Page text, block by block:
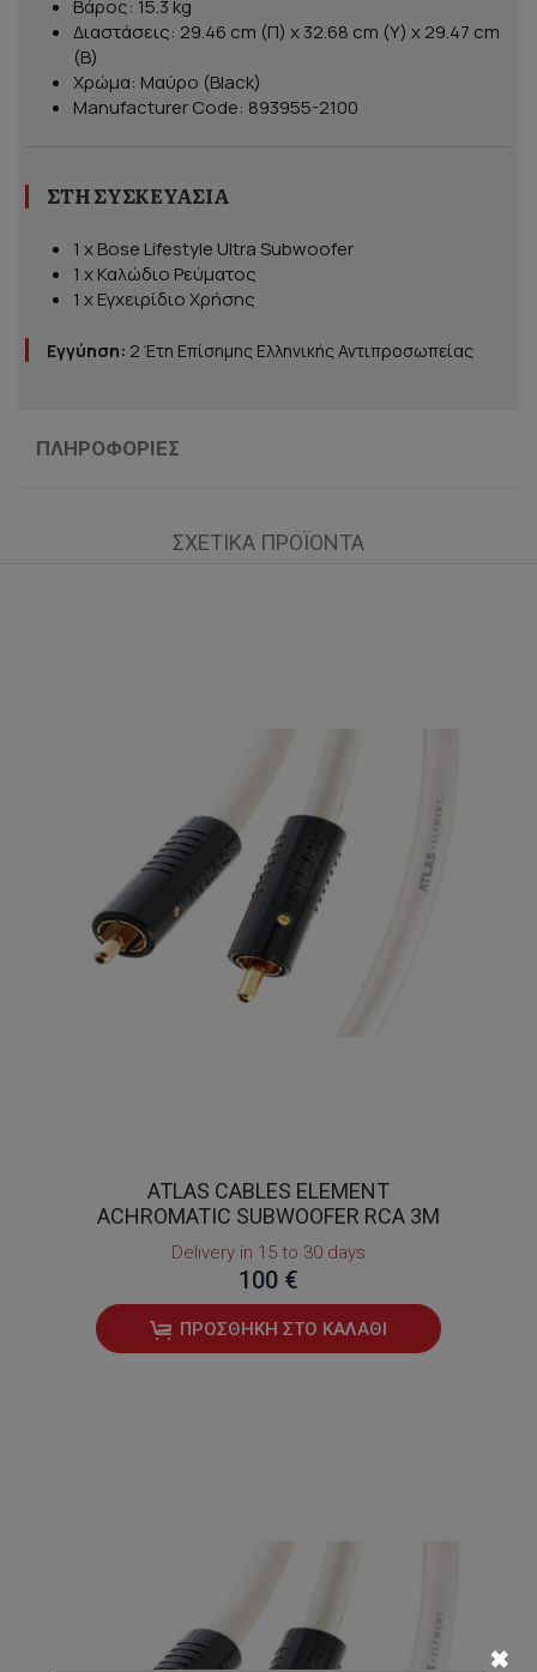
Βάρος: 15.3 kg
Διαστάσεις: 29.46 cm (Π) x 32.68 cm (Υ) x 29.47 cm
(Β)
Χρώμα: Μαύρο (Black)
Manufacturer Code: 893955-2100
ΣΤΗ ΣΥΣΚΕΥΑΣΊΑ
1 x Bose Lifestyle Ultra Subwoofer
1 x Καλώδιο Ρεύματος
1 x Εγχειρίδιο Χρήσης
Εγγύηση: 2 Έτη Επίσημης Ελληνικής Αντιπροσωπείας
ΠΛΗΡΟΦΟΡΊΕΣ
ΣΧΕΤΙΚΆ ΠΡΟΪΌΝΤΑ
ATLAS CABLES ELEMENT
ACHROMATIC SUBWOOFER RCA 3Μ
Delivery in 15 to 30 days
100 €
ΠΡΟΣΘΉΚΗ ΣΤΟ ΚΑΛΆΘΙ
✖